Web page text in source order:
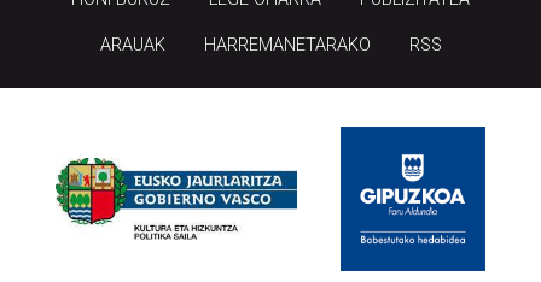
ARAUAK HARREMANETARAKO RSS